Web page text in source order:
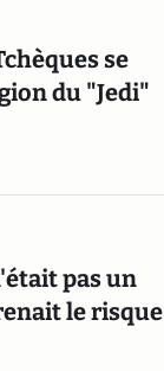
se
du "Jedi"
pas un
le risque